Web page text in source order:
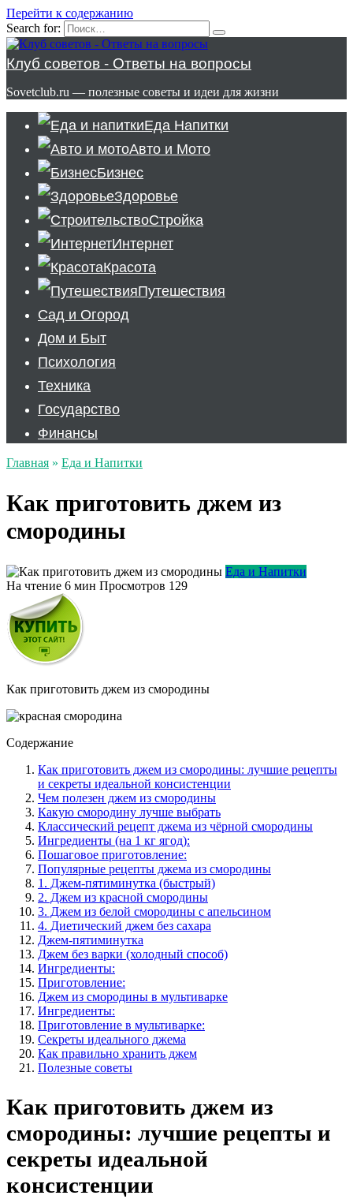
Перейти к содержанию
Search for:
Клуб советов - Ответы на вопросы
Sovetclub.ru — полезные советы и идеи для жизни
Еда Напитки
Авто и Мото
Бизнес
Здоровье
Стройка
Интернет
Красота
Путешествия
Сад и Огород
Дом и Быт
Психология
Техника
Государство
Финансы
Главная » Еда и Напитки
Как приготовить джем из
смородины
Еда и Напитки
На чтение 6 мин Просмотров 129
Как приготовить джем из смородины
Содержание
Как приготовить джем из смородины: лучшие рецепты
и секреты идеальной консистенции
Чем полезен джем из смородины
Какую смородину лучше выбрать
Классический рецепт джема из чёрной смородины
Ингредиенты (на 1 кг ягод):
Пошаговое приготовление:
Популярные рецепты джема из смородины
1. Джем-пятиминутка (быстрый)
2. Джем из красной смородины
3. Джем из белой смородины с апельсином
4. Диетический джем без сахара
Джем-пятиминутка
Джем без варки (холодный способ)
Ингредиенты:
Приготовление:
Джем из смородины в мультиварке
Ингредиенты:
Приготовление в мультиварке:
Секреты идеального джема
Как правильно хранить джем
Полезные советы
Как приготовить джем из
смородины: лучшие рецепты и
секреты идеальной
консистенции